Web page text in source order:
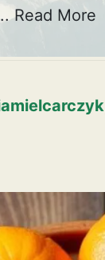
Read More